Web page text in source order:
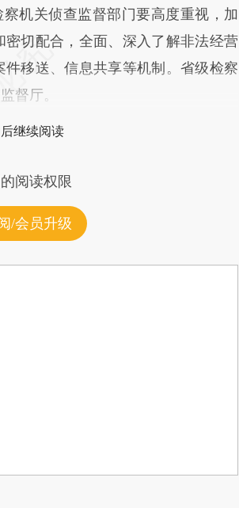
察机关侦查监督部门要高度重视，加
切配合，全面、深入了解非法经营
移送、信息共享等机制。省级检察
督厅。
继续阅读
阅读权限
/会员升级